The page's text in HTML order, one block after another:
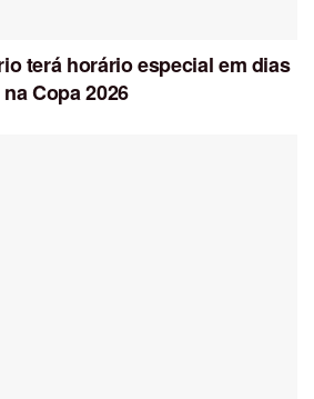
terá horário especial em dias
Copa 2026